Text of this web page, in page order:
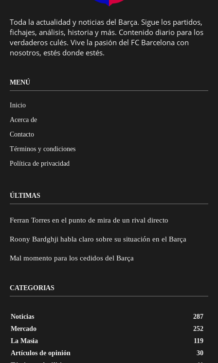
Toda la actualidad y noticias del Barça. Sigue los partidos,
fichajes, análisis, historia y más. Contenido diario para los
verdaderos culés. Vive la pasión del FC Barcelona con
nosotros, estés donde estés.
MENÚ
Inicio
Acerca de
Contacto
Términos y condiciones
Política de privacidad
ÚLTIMAS
Ferran Torres en el punto de mira de un rival directo
Roony Bardghji habla claro sobre su situación en el Barça
Mal momento para los cedidos del Barça
CATEGORIAS
Noticias
287
Mercado
252
La Masia
119
Artículos de opinión
30